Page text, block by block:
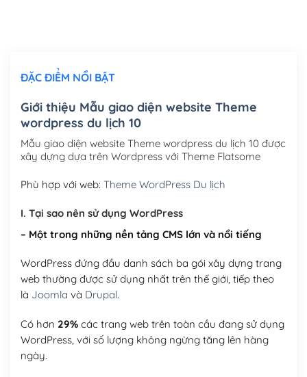
Mua thêm Host + Tên miền
Tên miền quốc tế .com .net .org (1 năm)
Tên miền Việt Nam .vn (1 năm)
Hosting 2GB SSD (1 năm) (+450,000₫)
Hosting 3GB SSD (1 năm)(+550,000₫)
Hosting 5GB SSD (1 năm)
Hosting 8GB SSD (1 năm) (+950,000₫)
ĐẶC ĐIỂM NỔI BẬT
Giới thiệu Mẫu giao diện website Theme
wordpress du lịch 10
Mẫu giao diện website Theme wordpress du lịch 10 được
xây dựng dựa trên Wordpress với Theme Flatsome
Phù hợp với web: Theme WordPress Du lịch
I. Tại sao nên sử dụng WordPress
– Một trong những nền tảng CMS lớn và nổi tiếng
WordPress đứng đầu danh sách ba gói xây dựng trang
web thường được sử dụng nhất trên thế giới, tiếp theo
là Joomla và Drupal.
Có hơn 29%các trang web trên toàn cầu đang sử dụng
WordPress, với số lượng không ngừng tăng lên hàng
ngày.